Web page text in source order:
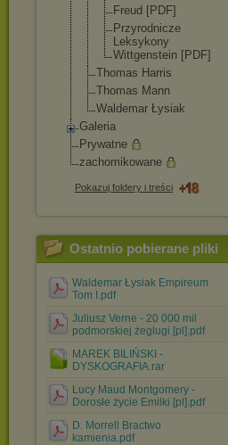
Freud [PDF]
Przyrodnicze
Leksykony
Wittgenstein [PDF]
Thomas Harris
Thomas Mann
Waldemar Łysiak
Galeria
Prywatne
zachomikowane
Pokazuj foldery i treści
Ostatnio pobierane pliki
Waldemar Łysiak Empireum
Tom I.pdf
Juliusz Verne - 20 000 mil
podmorskiej żeglugi [pl].pdf
MAREK BILIŃSKI -
DYSKOGRAFIA.rar
Lucy Maud Montgomery -
Dorosłe życie Emilki [pl].pdf
D. Morrell Bractwo
kamienia.pdf